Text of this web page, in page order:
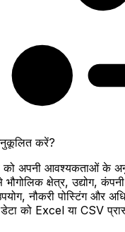
करें?
अपनी आवश्यकताओं के
क्षेत्र, उद्योग,
उपयोग, नौकरी पोस्टिंग और
को Excel या CSV